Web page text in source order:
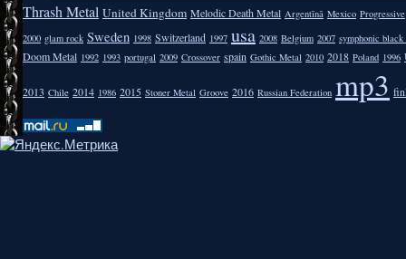
Thrash Metal United Kingdom Melodic Death Metal Argentīnā Mexico Progressive
2000 glam rock Sweden 1998 Switzerland 1997 usa 2008 Belgium 2007 symphonic
Doom Metal 1992 1993 portugal 2009 Crossover spain Gothic Metal 2010 2018 Poland 1996
2013 Chile 2014 1986 2015 Stoner Metal Groove 2016 Russian Federation mp3